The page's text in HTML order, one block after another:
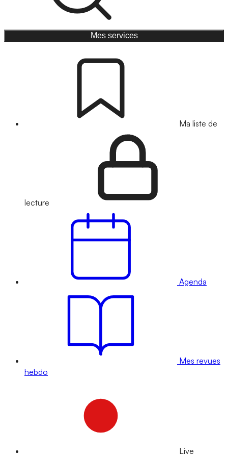
Mes services
Ma liste de
lecture
Agenda
Mes revues
hebdo
Live